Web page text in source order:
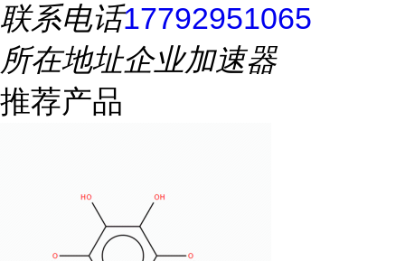
联系电话17792951065
所在地址企业加速器
推荐产品